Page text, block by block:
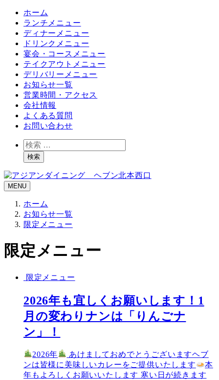
ホーム
ランチメニュー
ディナーメニュー
ドリンクメニュー
宴会・コースメニュー
テイクアウトメニュー
デリバリーメニュー
お知らせ一覧
営業時間・アクセス
会社情報
よくある質問
お問い合わせ
検
索検索
MENU
ホーム
お知らせ一覧
限定メニュー
限定メニュー
限定メニュー
2026年も宜しくお願いします！1
月の変わりナンは「りんごナ
ン」！
2026年
あけましておめでとうございますヘブ
ンは皆様に美味しいカレーをご提供いたします
本
年もよろしくお願いいたします 寒い日が続きます